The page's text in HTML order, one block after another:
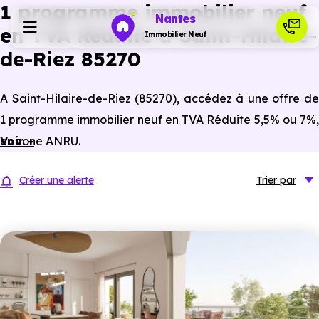
Nantes
Immobilier Neuf
Investir
Financer
1 programme immobilier neuf
en TVA Réduite à Saint-Hilaire-
de-Riez 85270
A Saint-Hilaire-de-Riez (85270), accédez à une offre de
1 programme immobilier neuf en TVA Réduite 5,5% ou 7%,
en zone ANRU.
Voir +
Créer une alerte Trier par